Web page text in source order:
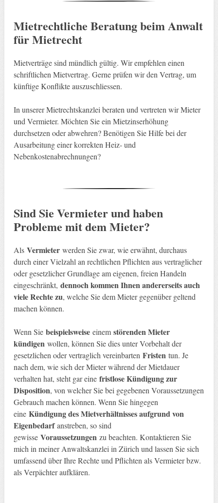
Mietrechtliche Beratung beim Anwalt
für Mietrecht
Mietverträge sind mündlich gültig. Wir empfehlen einen
schriftlichen Mietvertrag. Gerne prüfen wir den Vertrag, um
künftige Konflikte auszuschliessen.
In unserer Mietrechtskanzlei beraten und vertreten wir Mieter
und Vermieter. Möchten Sie ein Mietzinserhöhung
durchsetzen oder abwehren? Benötigen Sie Hilfe bei der
Ausarbeitung einer korrekten Heiz- und
Nebenkostenabrechnungen?
Sind Sie Vermieter und haben
Probleme mit dem Mieter?
Als Vermieterwerden Sie zwar, wie erwähnt, durchaus
durch einer Vielzahl an rechtlichen Pflichten aus vertraglicher
oder gesetzlicher Grundlage am eigenen, freien Handeln
eingeschränkt, dennoch kommen Ihnen andererseits auch
viele Rechte zu, welche Sie dem Mieter gegenüber geltend
machen können.
Wenn Sie beispielsweiseeinem störenden Mieter
kündigen wollen, können Sie dies unter Vorbehalt der
gesetzlichen oder vertraglich vereinbarten Fristen tun. Je
nach dem, wie sich der Mieter während der Mietdauer
verhalten hat, steht gar eine fristlose Kündigung zur
Disposition, von welcher Sie bei gegebenen Voraussetzungen
Gebrauch machen können. Wenn Sie hingegen
eine Kündigung des Mietverhältnisses aufgrund von
Eigenbedarfanstreben, so sind
gewisse Voraussetzungen zu beachten. Kontaktieren Sie
mich in meiner Anwaltskanzlei in Zürich und lassen Sie sich
umfassend über Ihre Rechte und Pflichten als Vermieter bzw.
als Verpächter aufklären.